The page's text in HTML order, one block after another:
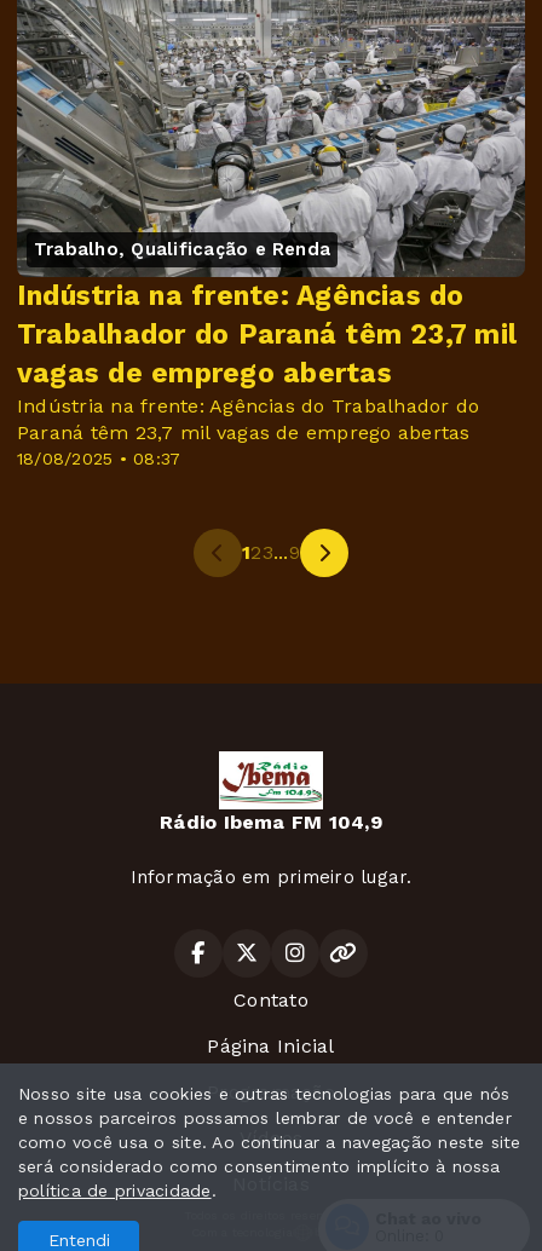
Trabalho, Qualificação e Renda
18/08/2025 • 08:37
Indústria na frente: Agências do
Trabalhador do Paraná têm 23,7 mil
vagas de emprego abertas
Indústria na frente: Agências do Trabalhador do
Paraná têm 23,7 mil vagas de emprego abertas
123...9
Rádio Ibema FM 104,9
Informação em primeiro lugar.
Contato
Página Inicial
Programação
Vídeos
Nosso site usa cookies e outras tecnologias para que nós
e nossos parceiros possamos lembrar de você e entender
como você usa o site. Ao continuar a navegação neste site
será considerado como consentimento implícito à nossa
política de privacidade.
Entendi